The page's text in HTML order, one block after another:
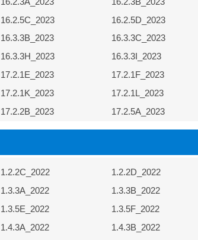
16.2.5C_2023 16.2.5D_2023
16.3.3B_2023 16.3.3C_2023
16.3.3H_2023 16.3.3I_2023
17.2.1E_2023 17.2.1F_2023
17.2.1K_2023 17.2.1L_2023
17.2.2B_2023 17.2.5A_2023
1.2.2C_2022 1.2.2D_2022
1.3.3A_2022 1.3.3B_2022
1.3.5E_2022 1.3.5F_2022
1.4.3A_2022 1.4.3B_2022